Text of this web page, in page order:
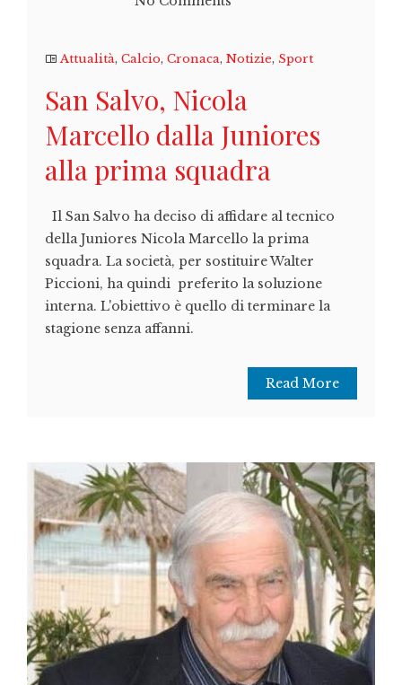
Attualità, Calcio, Cronaca, Notizie, Sport
San Salvo, Nicola
Marcello dalla Juniores
alla prima squadra
Il San Salvo ha deciso di affidare al tecnico
della Juniores Nicola Marcello la prima
squadra. La società, per sostituire Walter
Piccioni, ha quindi preferito la soluzione
interna. L'obiettivo è quello di terminare la
stagione senza affanni.
Read More